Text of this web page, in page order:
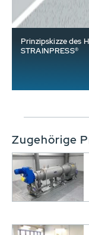
Prinzipskizze des
STRAINPRESS®
Zugehörige